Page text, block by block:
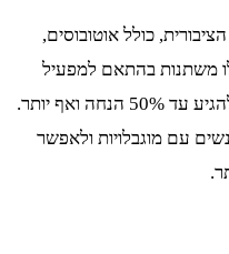
כולל אוטובוסים,
משתנות בהתאם למפעיל
התחבורה ולסוג הנכות, אך הן יכולות להגיע עד 50% הנחה ואף יותר.
עם מוגבלויות ולאפשר